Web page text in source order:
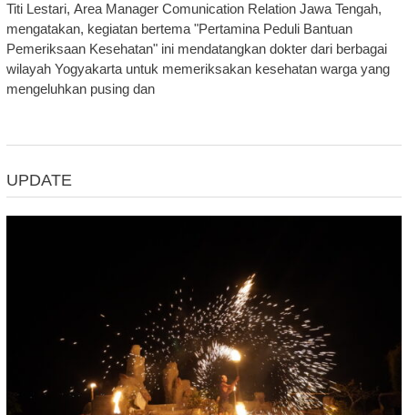
Titi Lestari, Area Manager Comunication Relation Jawa Tengah,
mengatakan, kegiatan bertema "Pertamina Peduli Bantuan
Pemeriksaan Kesehatan" ini mendatangkan dokter dari berbagai
wilayah Yogyakarta untuk memeriksakan kesehatan warga yang
mengeluhkan pusing dan
UPDATE